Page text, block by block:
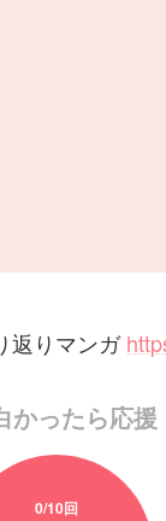
返りマンガ
かったら応援
0/10回